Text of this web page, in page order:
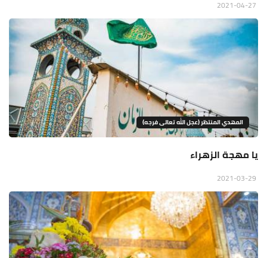
المهدي المنتظر (عجل الله تعالى فرجه)
يا مهجة الزهراء